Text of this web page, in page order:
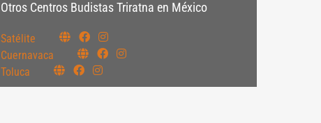
Otros Centros Budistas Triratna en México
Satélite
Cuernavaca
Toluca